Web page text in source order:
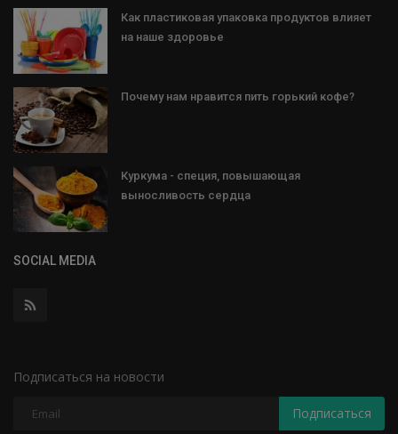
Как пластиковая упаковка продуктов влияет
на наше здоровье
Почему нам нравится пить горький кофе?
Куркума - специя, повышающая
выносливость сердца
SOCIAL MEDIA
Подписаться на новости
Подписаться